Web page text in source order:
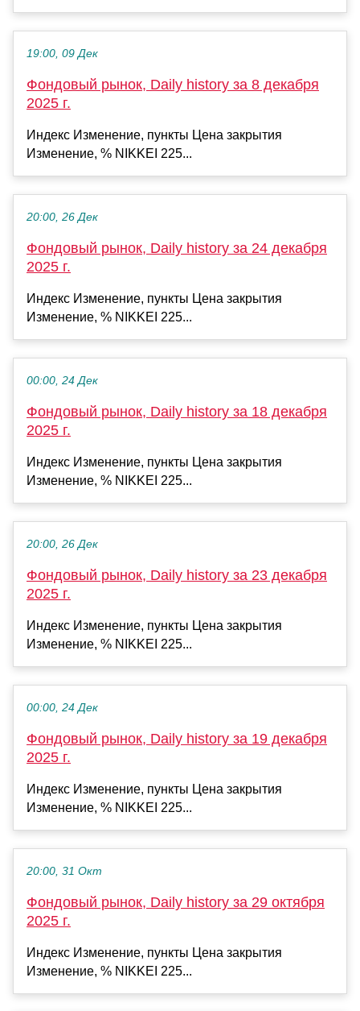
19:00, 09 Дек
Фондовый рынок, Daily history за 8 декабря
2025 г.
Индекс Изменение, пункты Цена закрытия
Изменение, % NIKKEI 225...
20:00, 26 Дек
Фондовый рынок, Daily history за 24 декабря
2025 г.
Индекс Изменение, пункты Цена закрытия
Изменение, % NIKKEI 225...
00:00, 24 Дек
Фондовый рынок, Daily history за 18 декабря
2025 г.
Индекс Изменение, пункты Цена закрытия
Изменение, % NIKKEI 225...
20:00, 26 Дек
Фондовый рынок, Daily history за 23 декабря
2025 г.
Индекс Изменение, пункты Цена закрытия
Изменение, % NIKKEI 225...
00:00, 24 Дек
Фондовый рынок, Daily history за 19 декабря
2025 г.
Индекс Изменение, пункты Цена закрытия
Изменение, % NIKKEI 225...
20:00, 31 Окт
Фондовый рынок, Daily history за 29 октября
2025 г.
Индекс Изменение, пункты Цена закрытия
Изменение, % NIKKEI 225...